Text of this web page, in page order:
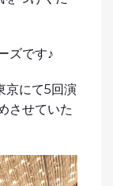
ズです♪
京にて5回演
させていた